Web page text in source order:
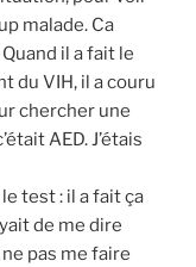
malade. Ca
Quand il a fait le
du VIH, il a cou­ru
cher­cher une
AED. J’étais
le test : il a fait ça
de me dire
pas me faire